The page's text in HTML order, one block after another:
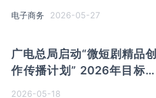
骼网上零售额同比大增
785.5%
电子商务 2026-05-27
广电总局启动“微短剧精品创
作传播计划” 2026年目标推
出千部优秀作品
2026-05-18